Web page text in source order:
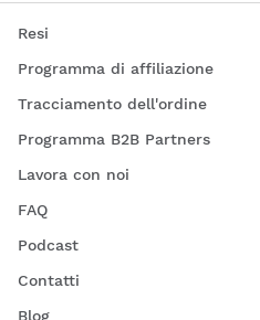
Maglie da ciclismo nere
Maglie da ciclismo bianche
Maglie donna
Resi
Programma di affiliazione
Tracciamento dell'ordine
Programma B2B Partners
Lavora con noi
FAQ
Podcast
Contatti
Blog